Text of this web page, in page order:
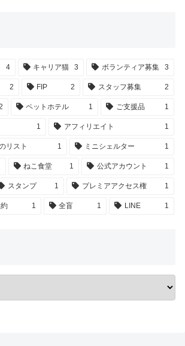
4 キャリア猫 3 ボランティア募集 3
2 FIP 2 スタッフ募集 2
ペットホテル 1 ご支援品 1
1 アフィリエイト 1
リスト 1 ミニシェルター 1
ねこ食堂 1 公式アカウント 1
スタンプ 1 プレミアアクセス権 1
1 全盲 1 LINE 1